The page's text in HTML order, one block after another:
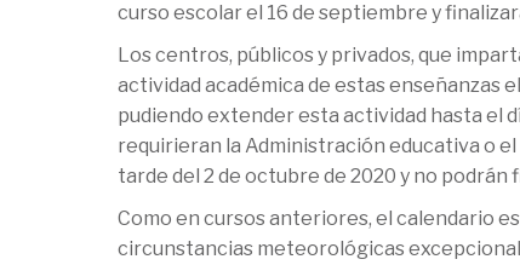
curso escolar el 16 de septiembre y
Los centros, públicos y privados, que
actividad académica de estas enseñanzas
pudiendo extender esta actividad hasta el
requirieran la Administración educativa o
tarde del 2 de octubre de 2020 y no podrán
Como en cursos anteriores, el calendario
circunstancias meteorológicas